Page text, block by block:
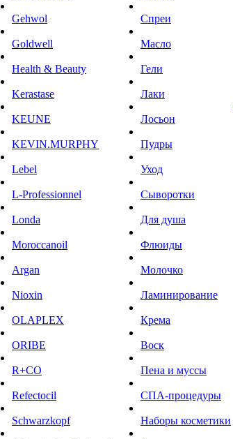
Gehwol
Goldwell
Health & Beauty
Kerastase
KEUNE
KEVIN.MURPHY
Lebel
L-Professionnel
Londa
Moroccanoil
Argan
Niохin
OLAPLEX
ORIBE
R+CO
Refectocil
Schwarzkopf
Спреи
Масло
Гели
Лаки
Лосьон
Пудры
Уход
Сыворотки
Для душа
Флюиды
Молочко
Ламинирование
Крема
Воск
Пена и муссы
СПА-процедуры
Наборы косметики